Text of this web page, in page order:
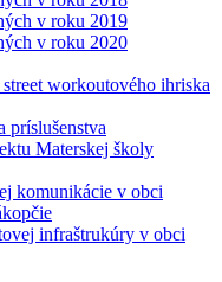
v roku 2019
v roku 2020
workoutového ihriska
príslušenstva
Materskej školy
komunikácie v obci
infraštrukúry v obci